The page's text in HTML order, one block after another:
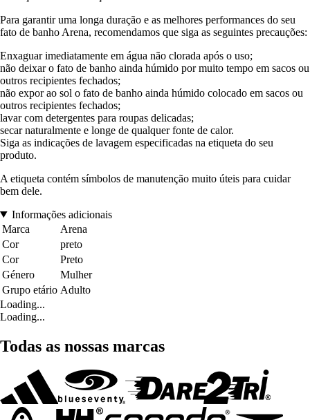
Para garantir uma longa duração e as melhores performances do seu
fato de banho Arena, recomendamos que siga as seguintes precauções:
Enxaguar imediatamente em água não clorada após o uso;
não deixar o fato de banho ainda húmido por muito tempo em sacos ou
outros recipientes fechados;
não expor ao sol o fato de banho ainda húmido colocado em sacos ou
outros recipientes fechados;
lavar com detergentes para roupas delicadas;
secar naturalmente e longe de qualquer fonte de calor.
Siga as indicações de lavagem especificadas na etiqueta do seu
produto.
A etiqueta contém símbolos de manutenção muito úteis para cuidar
bem dele.
Informações adicionais
Marca
Arena
Cor
preto
Cor
Preto
Género
Mulher
Grupo etário Adulto
Loading...
Loading...
Todas as nossas marcas